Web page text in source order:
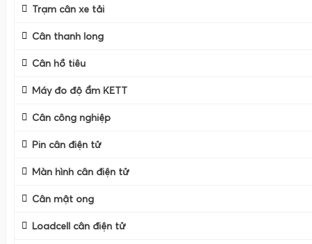
Trạm cân xe tải
Cân thanh long
Cân hồ tiêu
Máy đo độ ẩm KETT
Cân công nghiệp
Pin cân điện tử
Màn hình cân điện tử
Cân mật ong
Loadcell cân điện tử
Trong bối cảnh kinh doanh bán lẻ cạnh tranh cao, từ cửa
thịt, quầy hải sản, cửa hàng trái cây đến siêu thị, việc sử
nâng cao trải nghiệm khách hàng.